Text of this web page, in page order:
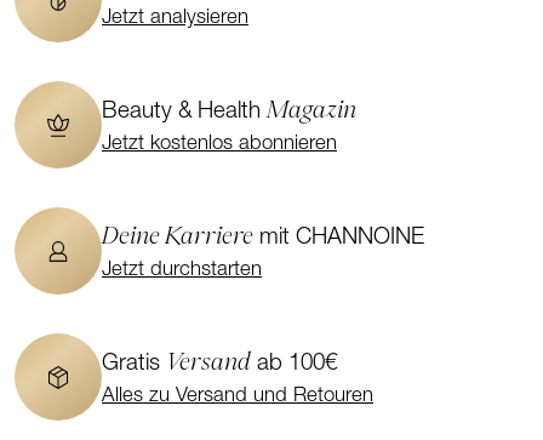
Jetzt analysieren
Beauty & HealthMagazin
Jetzt kostenlos abonnieren
Deine Karriere mit CHANNOINE
Jetzt durchstarten
Gratis Versand ab 100€
Alles zu Versand und Retouren